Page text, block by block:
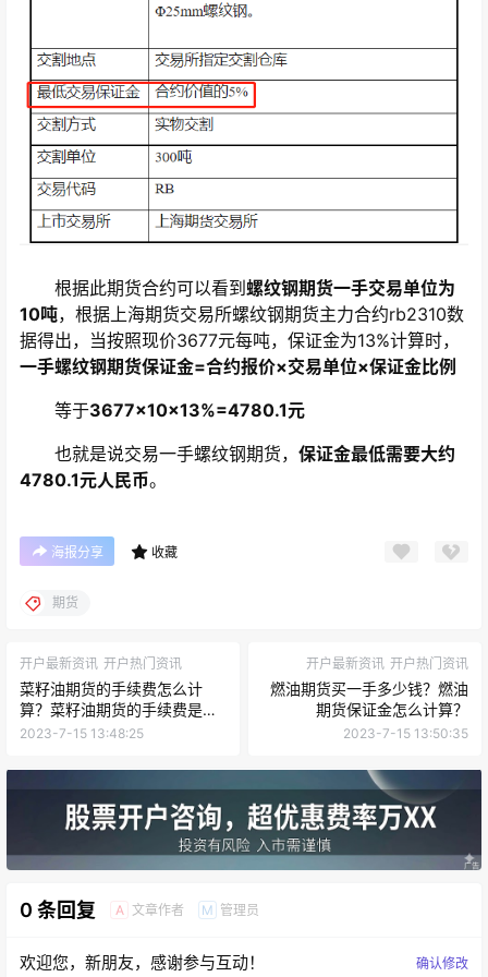
根据此期货合约可以看到 螺纹钢期货一手交易单位为
10吨，根据上海期货交易所螺纹钢期货主力合约rb2310数
据得出，当按照现价3677元每吨，保证金为13%计算时，
一手螺纹钢期货保证金=合约报价×交易单位×保证金比例
等于3677×10×13%=4780.1元
也就是说交易一手螺纹钢期货， 保证金最低需要大约
4780.1元人民币。
海报分享 收藏
期货
开户最新资讯 开户热门资讯
菜籽油期货的手续费怎么计
算？菜籽油期货的手续费是多
少？
2023-7-15 13:48:25
开户最新资讯 开户热门资讯
燃油期货买一手多少钱？燃油
期货保证金怎么计算？
2023-7-15 13:50:35
0 条回复 A 文章作者 M 管理员
欢迎您，新朋友，感谢参与互动！ 确认修改